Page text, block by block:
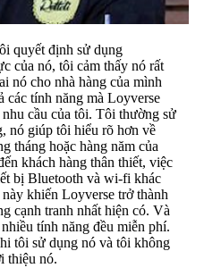
quyết định sử dụng
của nó, tôi cảm thấy nó rất
nó cho nhà hàng của mình
các tính năng mà Loyverse
cầu của tôi. Tôi thường sử
nó giúp tôi hiểu rõ hơn về
tháng hoặc hàng năm của
khách hàng thân thiết, việc
bị Bluetooth và wi-fi khác
khiến Loyverse trở thành
cạnh tranh nhất hiện có. Và
tính năng đều miễn phí.
tôi sử dụng nó và tôi không
thiệu nó.